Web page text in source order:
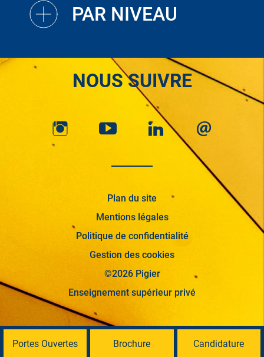
PAR NIVEAU
NOUS SUIVRE
Plan du site
Mentions légales
Politique de confidentialité
Gestion des cookies
©2026 Pigier
Enseignement supérieur privé
Portes Ouvertes Brochure Candidature